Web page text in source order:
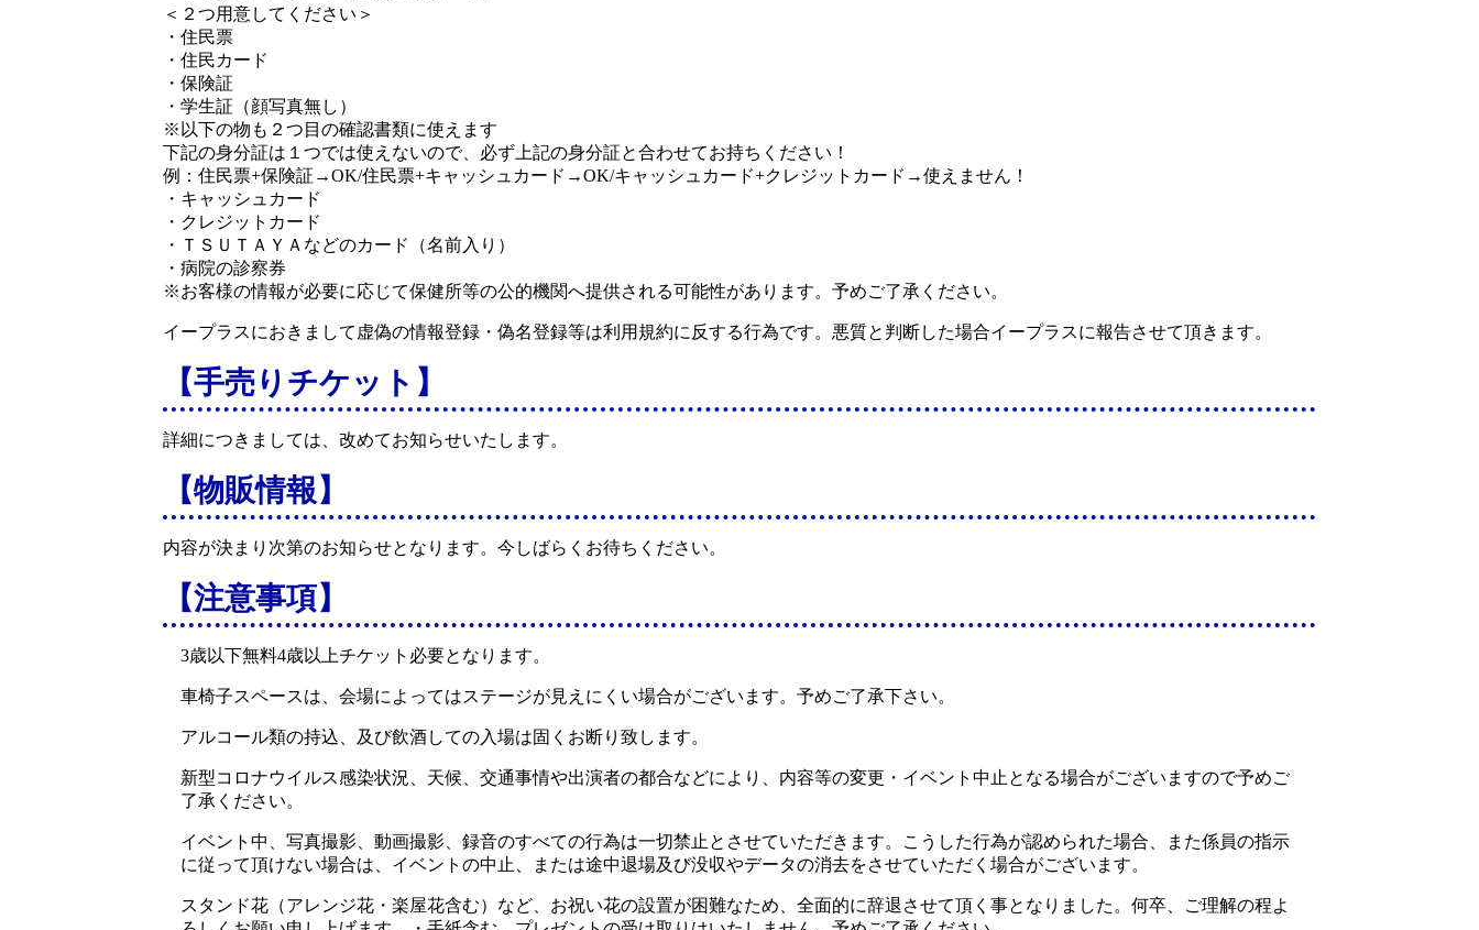
＜２つ用意してください＞
・住民票
・住民カード
・保険証
・学生証（顔写真無し）
※以下の物も２つ目の確認書類に使えます
下記の身分証は１つでは使えないので、必ず上記の身分証と合わせてお持ちください！
例：住民票+保険証→OK/住民票+キャッシュカード→OK/キャッシュカード+クレジットカード→使えません！
・キャッシュカード
・クレジットカード
・ＴＳＵＴＡＹＡなどのカード（名前入り）
・病院の診察券
※お客様の情報が必要に応じて保健所等の公的機関へ提供される可能性があります。予めご了承ください。
イープラスにおきまして虚偽の情報登録・偽名登録等は利用規約に反する行為です。悪質と判断した場合イープラスに報告させて頂きます。
【手売りチケット】
詳細につきましては、改めてお知らせいたします。
【物販情報】
内容が決まり次第のお知らせとなります。今しばらくお待ちください。
【注意事項】
3歳以下無料4歳以上チケット必要となります。
車椅子スペースは、会場によってはステージが見えにくい場合がございます。予めご了承下さい。
アルコール類の持込、及び飲酒しての入場は固くお断り致します。
新型コロナウイルス感染状況、天候、交通事情や出演者の都合などにより、内容等の変更・イベント中止となる場合がございますので予めご
了承ください。
イベント中、写真撮影、動画撮影、録音のすべての行為は一切禁止とさせていただきます。こうした行為が認められた場合、また係員の指示
に従って頂けない場合は、イベントの中止、または途中退場及び没収やデータの消去をさせていただく場合がございます。
スタンド花（アレンジ花・楽屋花含む）など、お祝い花の設置が困難なため、全面的に辞退させて頂く事となりました。何卒、ご理解の程よ